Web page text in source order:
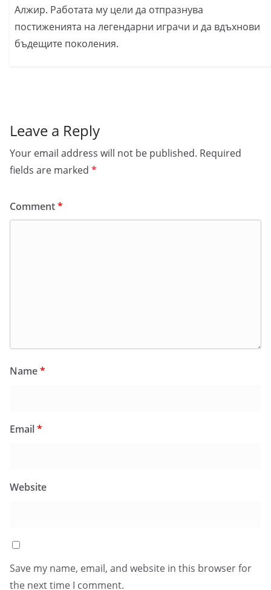
Алжир. Работата му цели да отпразнува
постиженията на легендарни играчи и да вдъхнови
бъдещите поколения.
Leave a Reply
Your email address will not be published. Required
fields are marked *
Comment*
Name*
Email*
Website
Save my name, email, and website in this browser for
the next time I comment.